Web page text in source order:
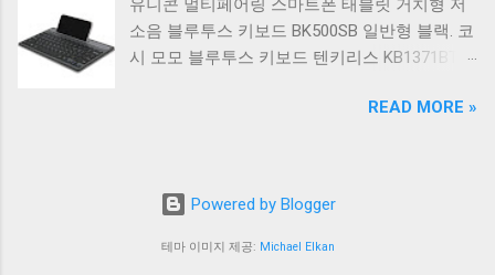
상품을 고를 때는 더 고민이 많을 수 밖에 없습
니다. 다양한 상품들을 상세스펙 과 가격 을 꼼
G4902 G4910 G4911 리필 잉크 1개 GI990
500ml 4색세트. 캐논 빌트인 정품무한 복합기
G2910 정품잉크 포함충전잉크4색 추가증정. 캐
잉크 4색세트 G3910 G3900 G2900 G4900
합기 G6091 캐논2910프린터 구매를 고려하실
인 혜택과 빠른배송 혜택을 놓치지 않도록 먼저
유니콘 멀티페어링 스마트폰 태블릿 거치형 저
소음 블루투스 키보드 BK500SB 일반형 블랙. 코
시 모모 블루투스 키보드 텐키리스 KB1371BT
K380S. 로지텍 무선키보드 텐키리스 스모키 블
이식 블루투스 키보드 OABTKBDA 퓨어 화이트.
코시 베이직 블루투스 키보드 KB1352BT 실버
텐키리스. 로지텍 무선키보드 텐키리스 더스티
READ MORE »
Powered by Blogger
테마 이미지 제공: Michael Elkan